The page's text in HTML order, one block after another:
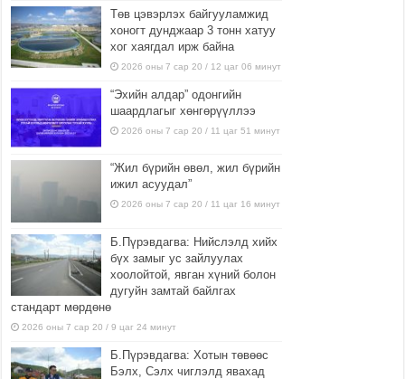
Төв цэвэрлэх байгууламжид
хоногт дунджаар 3 тонн хатуу
хог хаягдал ирж байна
2026 оны 7 сар 20 / 12 цаг 06 минут
“Эхийн алдар” одонгийн
шаардлагыг хөнгөрүүллээ
2026 оны 7 сар 20 / 11 цаг 51 минут
“Жил бүрийн өвөл, жил бүрийн
ижил асуудал”
2026 оны 7 сар 20 / 11 цаг 16 минут
Б.Пүрэвдагва: Нийслэлд хийх
бүх замыг ус зайлуулах
хоолойтой, явган хүний болон
дугуйн замтай байлгах
стандарт мөрдөнө
2026 оны 7 сар 20 / 9 цаг 24 минут
Б.Пүрэвдагва: Хотын төвөөс
Бэлх, Сэлх чиглэлд явахад